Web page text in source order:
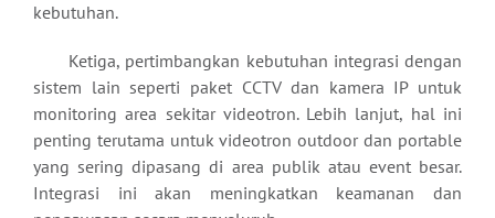
kebutuhan.
Ketiga, pertimbangkan kebutuhan integrasi dengan
sistem lain seperti paket CCTV dan kamera IP untuk
monitoring area sekitar videotron. Lebih lanjut, hal ini
penting terutama untuk videotron outdoor dan portable
yang sering dipasang di area publik atau event besar.
Integrasi ini akan meningkatkan keamanan dan